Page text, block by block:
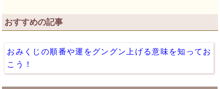
おすすめの記事
おみくじの順番や運をグングン上げる意味を知ってお
こう！